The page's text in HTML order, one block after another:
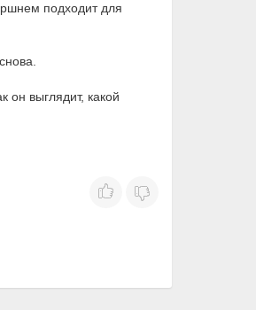
подходит для
он выглядит, какой